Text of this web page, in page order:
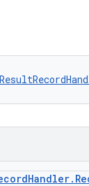
Handler.